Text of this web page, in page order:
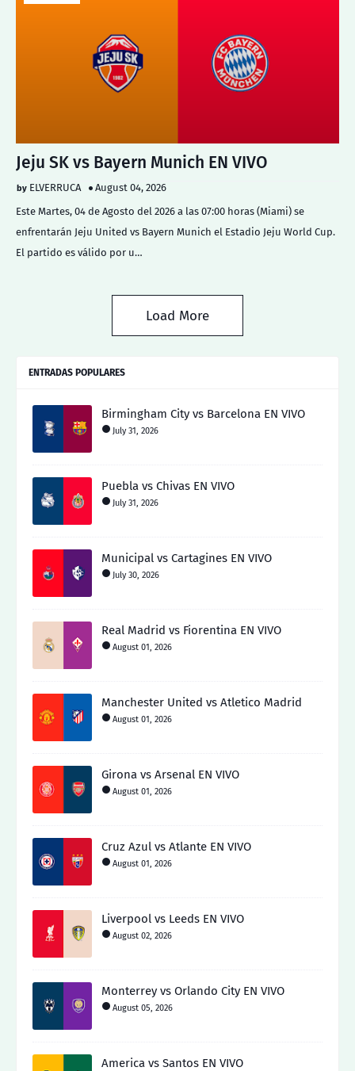
Jeju SK vs Bayern Munich EN VIVO
ELVERRUCA
August 04, 2026
Este Martes, 04 de Agosto del 2026 a las 07:00 horas (Miami) se
enfrentarán Jeju United vs Bayern Munich el Estadio Jeju World Cup.
El partido es válido por u…
Load More
ENTRADAS POPULARES
Birmingham City vs Barcelona EN VIVO
July 31, 2026
Puebla vs Chivas EN VIVO
July 31, 2026
Municipal vs Cartagines EN VIVO
July 30, 2026
Real Madrid vs Fiorentina EN VIVO
August 01, 2026
Manchester United vs Atletico Madrid
August 01, 2026
Girona vs Arsenal EN VIVO
August 01, 2026
Cruz Azul vs Atlante EN VIVO
August 01, 2026
Liverpool vs Leeds EN VIVO
August 02, 2026
Monterrey vs Orlando City EN VIVO
August 05, 2026
America vs Santos EN VIVO